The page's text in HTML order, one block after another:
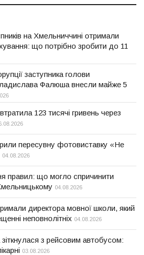
на Хмельниччині отримали
що потрібно зробити до 11
заступника голови
Фалюша внесли майже 5
123 тисячі гривень через
пересувну фотовиставку «Не
04.08.2026
правил: що могло спричинити
04.08.2026
директора мовної школи, який
неповнолітніх 04.08.2026
зіткнулася з рейсовим автобусом:
03.08.2026